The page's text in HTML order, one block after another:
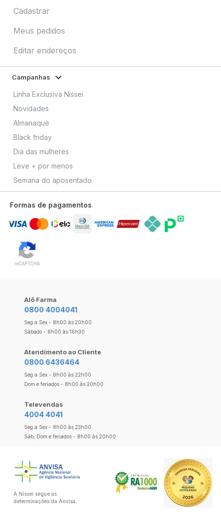
Cadastrar
Meus pedidos
Editar endereços
Campanhas
Linha Exclusiva Nissei
Novidades
Almanaque
Black friday
Dia das mulheres
Leve + por menos
Semana do aposentado
Formas de pagamentos
Alô Farma
0800 4004041
Seg a Sex - 8h00 às 20h00
Sábado - 8h00 às 16h30
Atendimento ao Cliente
0800 6436464
Seg a Sex - 8h00 às 22h00
Dom e feriados - 8h00 às 20h00
Televendas
4004 4041
Seg a Sex - 8h00 às 23h00
Sáb, Dom e feriados - 8h00 às 20h00
A Nissei segue as
determinações da Anvisa.